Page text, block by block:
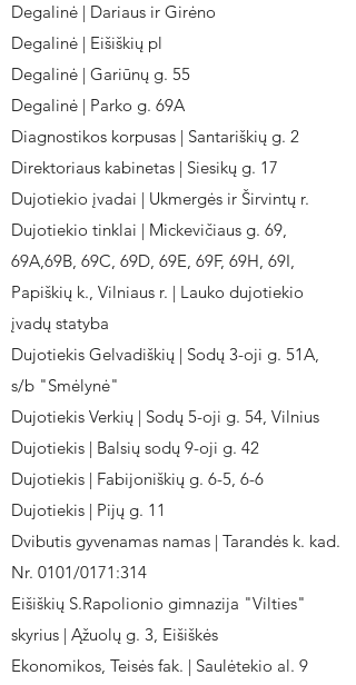
Degalinė | Dariaus ir Girėno
Degalinė | Eišiškių pl
Degalinė | Gariūnų g. 55
Degalinė | Parko g. 69A
Diagnostikos korpusas | Santariškių g. 2
Direktoriaus kabinetas | Siesikų g. 17
Dujotiekio įvadai | Ukmergės ir Širvintų r.
Dujotiekio tinklai | Mickevičiaus g. 69,
69A,69B, 69C, 69D, 69E, 69F, 69H, 69I,
Papiškių k., Vilniaus r. | Lauko dujotiekio
įvadų statyba
Dujotiekis Gelvadiškių | Sodų 3-oji g. 51A,
s/b "Smėlynė"
Dujotiekis Verkių | Sodų 5-oji g. 54, Vilnius
Dujotiekis | Balsių sodų 9-oji g. 42
Dujotiekis | Fabijoniškių g. 6-5, 6-6
Dujotiekis | Pijų g. 11
Dvibutis gyvenamas namas | Tarandės k. kad.
Nr. 0101/0171:314
Eišiškių S.Rapolionio gimnazija "Vilties"
skyrius | Ąžuolų g. 3, Eišiškės
Ekonomikos, Teisės fak. | Saulėtekio al. 9